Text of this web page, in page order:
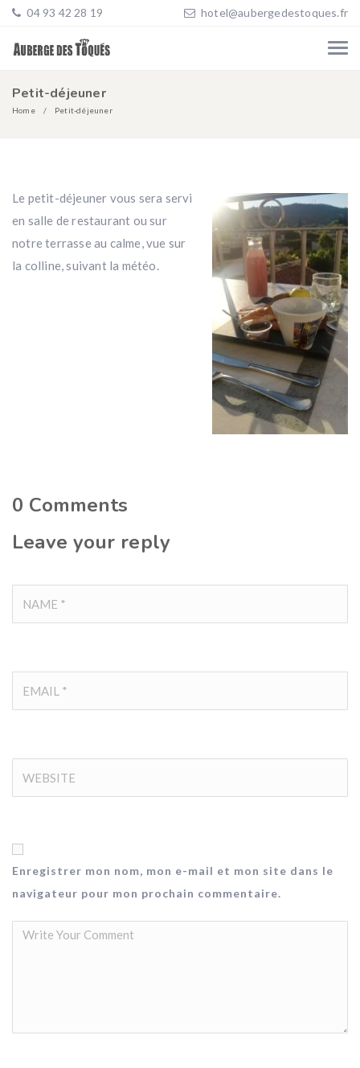
04 93 42 28 19 hotel@aubergedestoques.fr
Petit-déjeuner
Home Petit-déjeuner
Le petit-déjeuner vous sera servi
en salle de restaurant ou sur
notre terrasse au calme, vue sur
la colline, suivant la météo.
0 Comments
Leave your reply
Enregistrer mon nom, mon e-mail et mon site dans le
navigateur pour mon prochain commentaire.